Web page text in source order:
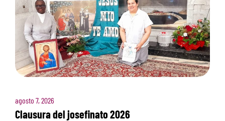
agosto 7, 2026
Clausura del josefinato 2026